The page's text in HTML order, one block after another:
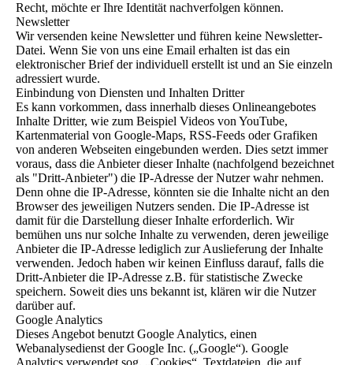
Recht, möchte er Ihre Identität nachverfolgen können.
Newsletter
Wir versenden keine Newsletter und führen keine Newsletter-
Datei. Wenn Sie von uns eine Email erhalten ist das ein
elektronischer Brief der individuell erstellt ist und an Sie einzeln
adressiert wurde.
Einbindung von Diensten und Inhalten Dritter
Es kann vorkommen, dass innerhalb dieses Onlineangebotes
Inhalte Dritter, wie zum Beispiel Videos von YouTube,
Kartenmaterial von Google-Maps, RSS-Feeds oder Grafiken
von anderen Webseiten eingebunden werden. Dies setzt immer
voraus, dass die Anbieter dieser Inhalte (nachfolgend bezeichnet
als "Dritt-Anbieter") die IP-Adresse der Nutzer wahr nehmen.
Denn ohne die IP-Adresse, könnten sie die Inhalte nicht an den
Browser des jeweiligen Nutzers senden. Die IP-Adresse ist
damit für die Darstellung dieser Inhalte erforderlich. Wir
bemühen uns nur solche Inhalte zu verwenden, deren jeweilige
Anbieter die IP-Adresse lediglich zur Auslieferung der Inhalte
verwenden. Jedoch haben wir keinen Einfluss darauf, falls die
Dritt-Anbieter die IP-Adresse z.B. für statistische Zwecke
speichern. Soweit dies uns bekannt ist, klären wir die Nutzer
darüber auf.
Google Analytics
Dieses Angebot benutzt Google Analytics, einen
Webanalysedienst der Google Inc. („Google“). Google